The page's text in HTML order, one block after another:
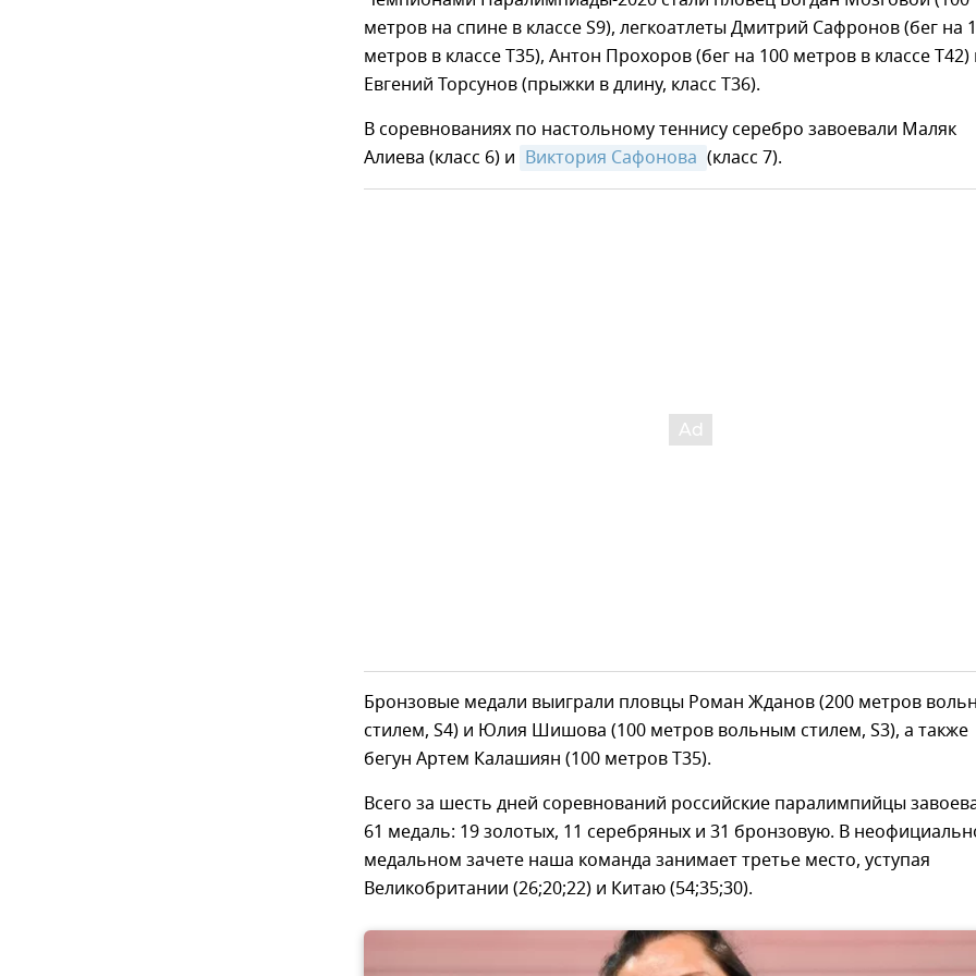
метров на спине в классе S9), легкоатлеты Дмитрий Сафронов (бег на
метров в классе Т35), Антон Прохоров (бег на 100 метров в классе Т42)
Евгений Торсунов (прыжки в длину, класс T36).
В соревнованиях по настольному теннису серебро завоевали Маляк
Алиева (класс 6) и Виктория Сафонова (класс 7).
Бронзовые медали выиграли пловцы Роман Жданов (200 метров
стилем, S4) и Юлия Шишова (100 метров вольным стилем, S3), а также
бегун Артем Калашиян (100 метров T35).
Всего за шесть дней соревнований российские паралимпийцы
61 медаль: 19 золотых, 11 серебряных и 31 бронзовую. В
медальном зачете наша команда занимает третье место, уступая
Великобритании (26;20;22) и Китаю (54;35;30).